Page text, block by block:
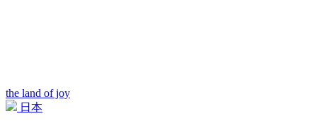
the land of joy
日本